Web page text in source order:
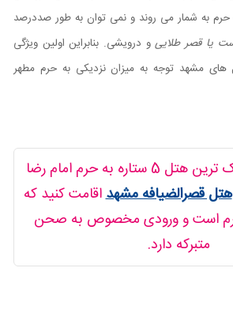
به شمار می روند و نمی توان به طور صددرصد
یا قصر طلاییو درویشی. بنابراین اولین ویژگی
های مشهد توجه به میزان نزدیکی به حرم مطهر
اگر به دنبال نزدیک ترین هتل 5 ستاره به حرم امام رضا
هتل قصرالضیافه مشهداقامت کنید که
حرم است و ورودی مخصوص به صحن
متبرکه دارد.